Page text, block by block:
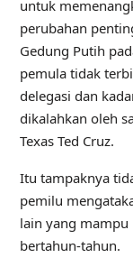
untuk
perubahan
Gedung Putih
pemula tidak
delegasi dan
dikalahkan oleh
Texas Ted Cruz.
Itu tampaknya
pemilu
lain yang mampu
bertahun-tahun.